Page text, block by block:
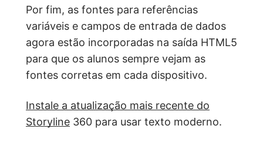
Por fim, as fontes para referências
variáveis e campos de entrada de dados
agora estão incorporadas na saída HTML5
para que os alunos sempre vejam as
fontes corretas em cada dispositivo.
Instale a atualização mais recente do
Storyline 360 para usar texto moderno.